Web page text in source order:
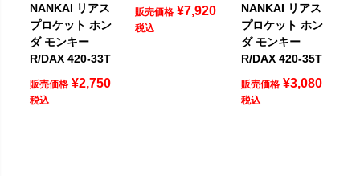
NANKAI リアス
プロケット ホン
ダ モンキー
R/DAX 420-33T
販売価格 ¥2,750
税込
販売価格 ¥7,920
税込
NANKAI リアス
プロケット ホン
ダ モンキー
R/DAX 420-35T
販売価格 ¥3,080
税込